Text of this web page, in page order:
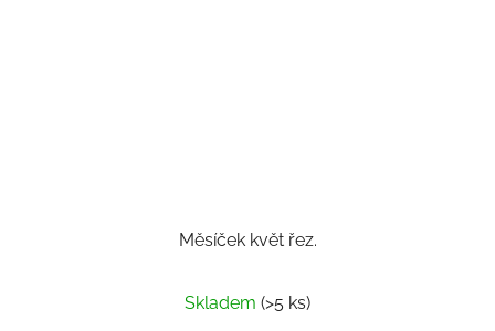
Měsíček květ řez.
hodnocení
Skladem (>5 ks)